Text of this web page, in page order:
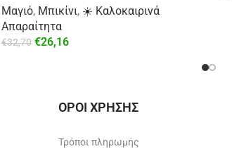
Μαγιό, Μπικίνι, ☀️ Καλοκαιρινά
Απαραίτητα
€32,70 €26,16
ΟΡΟΙ ΧΡΗΣΗΣ
Τρόποι πληρωμής